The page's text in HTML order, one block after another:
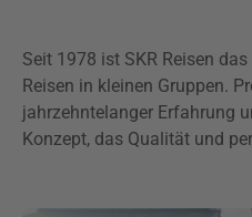
Seit 1978 ist SKR Reisen
Reisen in kleinen Gruppen.
jahrzehntelanger Erfahrung
Konzept, das Qualität und